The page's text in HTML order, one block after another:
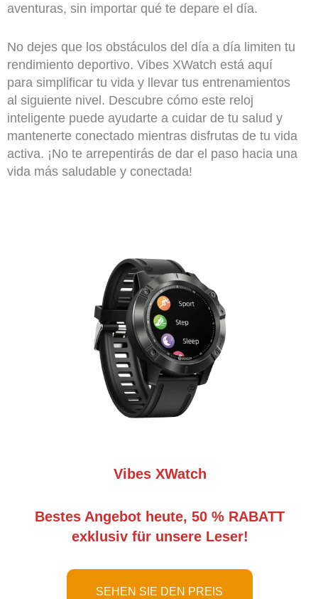
aventuras, sin importar qué te depare el día.
No dejes que los obstáculos del día a día limiten tu
rendimiento deportivo. Vibes XWatch está aquí
para simplificar tu vida y llevar tus entrenamientos
al siguiente nivel. Descubre cómo este reloj
inteligente puede ayudarte a cuidar de tu salud y
mantenerte conectado mientras disfrutas de tu vida
activa. ¡No te arrepentirás de dar el paso hacia una
vida más saludable y conectada!
Vibes XWatch
Bestes Angebot heute, 50 % RABATT
exklusiv für unsere Leser!
SEHEN SIE DEN PREIS